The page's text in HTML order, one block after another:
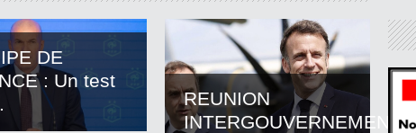
DE
: Un test
REUNION